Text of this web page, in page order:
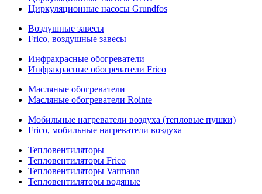
Циркуляционные насосы Grundfos
Воздушные завесы
Frico, воздушные завесы
Инфракрасные обогреватели
Инфракрасные обогреватели Frico
Масляные обогреватели
Масляные обогреватели Rointe
Мобильные нагреватели воздуха (тепловые пушки)
Frico, мобильные нагреватели воздуха
Тепловентиляторы
Тепловентиляторы Frico
Тепловентиляторы Varmann
Тепловентиляторы водяные